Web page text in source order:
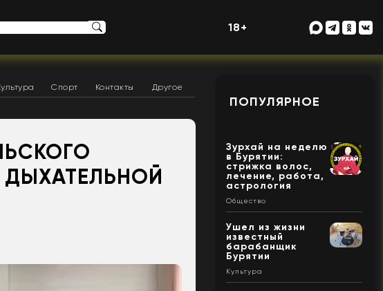
18+
Спорт Контакты Другое
ПОПУЛЯРНОЕ
Зурхай на неделю
в Бурятии:
стрижка волос,
лечение, работа,
астрология
Общество
Ушел из жизни
известный
барабанщик
Бурятии
Культура